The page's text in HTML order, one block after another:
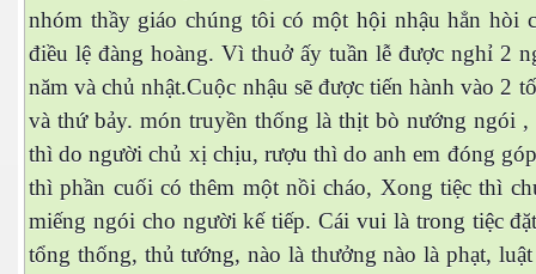
nhóm thầy giáo chúng tôi có một hội nhậu hẳn hòi
điều lệ đàng hoàng. Vì thuở ấy tuần lễ được nghỉ 2
năm và chủ nhật.Cuộc nhậu sẽ được tiến hành vào 2
và thứ bảy. món truyền thống là thịt bò nướng ngói ,
thì do người chủ xị chịu, rượu thì do anh em đóng
thì phần cuối có thêm một nồi cháo, Xong tiệc thì
miếng ngói cho người kế tiếp. Cái vui là trong tiệc
tổng thống, thủ tướng, nào là thưởng nào là phạt, luật
Hạng